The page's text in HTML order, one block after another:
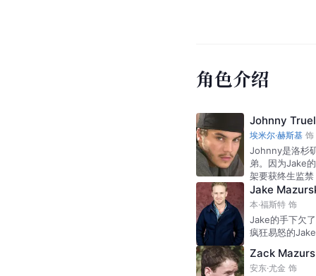
角色介绍
Johnny
埃米尔·赫斯基 饰
Johnny是洛杉
弟。因为Jake
架要获终生监
Jake
本·福斯特 饰
Jake的手下欠
疯狂易怒的
Zack
安东·尤金 饰